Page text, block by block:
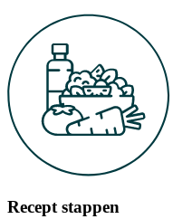
Recept stappen